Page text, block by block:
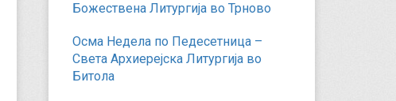
Божествена Литургија во Трново
Осма Недела по Педесетница –
Света Архиерејска Литургија во
Битола